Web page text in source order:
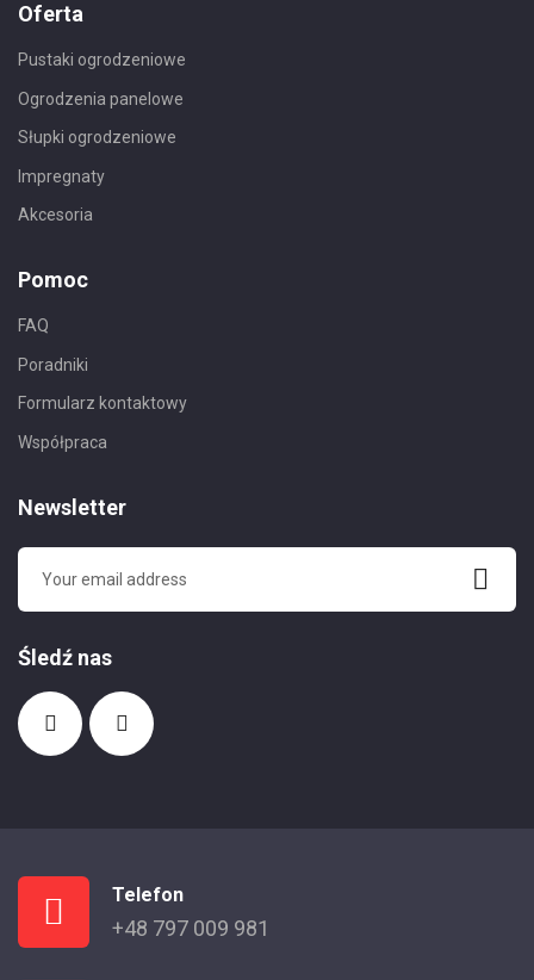
Oferta
Pustaki ogrodzeniowe
Ogrodzenia panelowe
Słupki ogrodzeniowe
Impregnaty
Akcesoria
Pomoc
FAQ
Poradniki
Formularz kontaktowy
Współpraca
Newsletter
Śledź nas
Telefon
+48 797 009 981